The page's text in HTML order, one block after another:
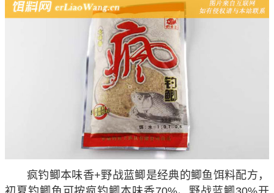
疯钓鲫本味香+野战蓝鲫是经典的鲫鱼饵料配方，